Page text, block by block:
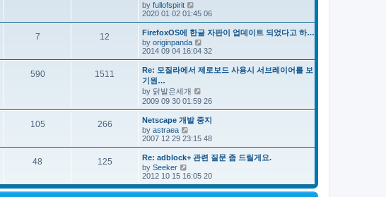
o
s
t
l
a
t
e
s
t
p
o
t
by fullofspirit
i
e
w
t
h
e
l
a
e
s
t
o
t
2020 01 02 01:45 06
7 12
FirefoxOS에 한글 자판이 업데이트 되었다고 하…
by originpanda
i
e
w
t
l
a
t
e
s
o
t
2014 09 04 16:04 32
590 1511
Re: 모질라에서 제로보드 사용시 서브레이어를 보
기원…
by 닭발은세개
w
t
e
l
a
e
s
t
2009 09 30 01:59 26
105 266
Netscape 개발 중지
by astraea
i
e
w
t
h
e
l
2007 12 29 23:15 48
48 125
Re: adblock+ 관련 질문 좀 드릴게요.
by Seeker
i
e
w
2012 10 15 16:05 20